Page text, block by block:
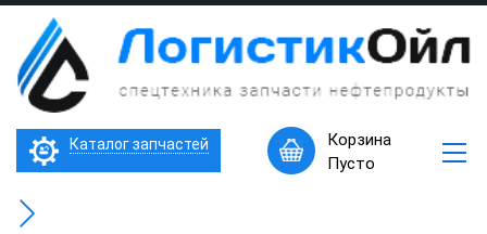
Бульдозер Б11
×
Каталог запчастей
Корзина
Пусто
Запчасти
технике
ЧТЗ
Машины